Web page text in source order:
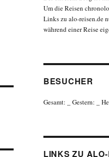
Um die Reisen
Links zu alo-reisen.de
während einer Reise
BESUCHER
Gesamt: Gestern:
LINKS ZU